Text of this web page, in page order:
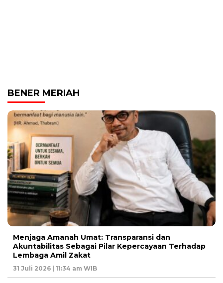
BENER MERIAH
Menjaga Amanah Umat: Transparansi dan
Akuntabilitas Sebagai Pilar Kepercayaan Terhadap
Lembaga Amil Zakat
31 Juli 2026 | 11:34 am WIB